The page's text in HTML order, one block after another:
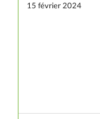
15 février 2024